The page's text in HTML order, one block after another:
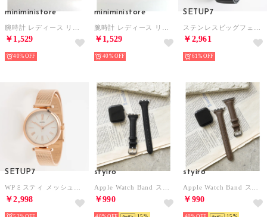
miniministore
￥1,529
40%
miniministore
￥1,529
40%
SETUP7
￥2,961
61%
SETUP7
WPミスティ メッシュバンドウォッチ アナログウォッチ ギフト/プレゼント/クリスマス YM063 FW （ピンク）
￥2,998
styiro
Apple Watch Band スリムパフレザー （ブラック）
￥990
styiro
Apple Watch Band スリムパフレザー （ブラウン）
￥990